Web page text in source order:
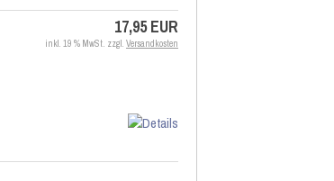
17,95 EUR
inkl. 19 % MwSt. zzgl. Versandkosten